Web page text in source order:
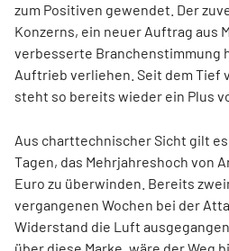
zum Positiven gewendet. Der
Konzerns, ein neuer Auftrag aus
verbesserte Branchenstimmung
Auftrieb verliehen. Seit dem Tief
steht so bereits wieder ein Plus
Aus charttechnischer Sicht gilt
Tagen, das Mehrjahreshoch von
Euro zu überwinden. Bereits
vergangenen Wochen bei der
Widerstand die Luft